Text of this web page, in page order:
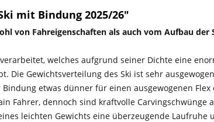
mit Bindung 2025/26"
von Fahreigenschaften als auch vom Aufbau der
welches aufgrund seiner Dichte eine
Die Gewichtsverteilung des Ski ist sehr
etwas dünner für einen ausgewogenen
Fahrer, dennoch sind kraftvolle Carvingschwünge
leichten Gewichts eine überzeugende Laufruhe